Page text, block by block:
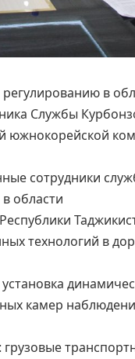
в
Службы
южнокорейской
сотрудники
области
технологий в
камер